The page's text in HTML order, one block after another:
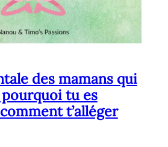
des mamans qui
tu es
t’alléger